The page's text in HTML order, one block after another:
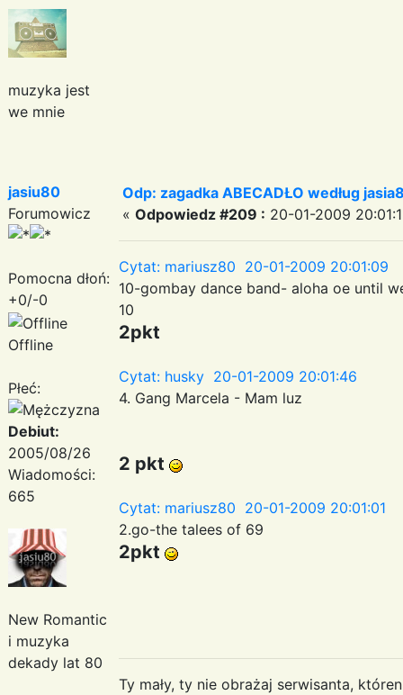
muzyka jest
we mnie
jasiu80
Forumowicz
Pomocna dłoń:
+0/-0
Offline
Płeć:
Debiut:
2005/08/26
Wiadomości:
665
New Romantic
i muzyka
dekady lat 80
Odp: zagadka ABECADŁO według
« Odpowiedz #209 : 20-01-2009
Cytat: mariusz80 20-01-2009 20:01:09
10-gombay dance band- aloha oe until
10
2pkt
Cytat: husky 20-01-2009 20:01:46
4. Gang Marcela - Mam luz
2 pkt
Cytat: mariusz80 20-01-2009 20:01:01
2.go-the talees of 69
2pkt
Ty mały, ty nie obrażaj serwisanta,